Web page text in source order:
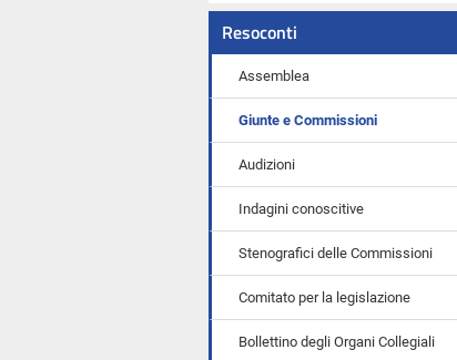
Resoconti
Assemblea
Giunte e Commissioni
Audizioni
Indagini conoscitive
Stenografici delle Commissioni
Comitato per la legislazione
Bollettino degli Organi Collegiali